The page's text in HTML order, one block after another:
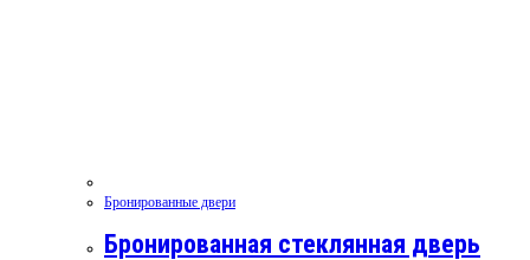
Бронированные двери
Бронированная стеклянная дверь